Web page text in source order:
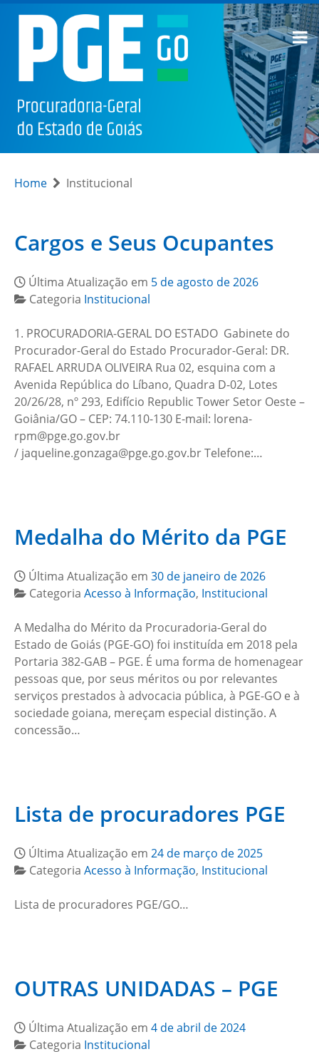
Home Institucional
Cargos e Seus Ocupantes
Última Atualização em 5 de agosto de 2026
Categoria Institucional
1. PROCURADORIA-GERAL DO ESTADO Gabinete do
Procurador-Geral do Estado Procurador-Geral: DR.
RAFAEL ARRUDA OLIVEIRA Rua 02, esquina com a
Avenida República do Líbano, Quadra D-02, Lotes
20/26/28, nº 293, Edifício Republic Tower Setor Oeste –
Goiânia/GO – CEP: 74.110-130 E-mail: lorena-
rpm@pge.go.gov.br
/ jaqueline.gonzaga@pge.go.gov.br Telefone:…
Medalha do Mérito da PGE
Última Atualização em 30 de janeiro de 2026
Categoria Acesso à Informação, Institucional
A Medalha do Mérito da Procuradoria-Geral do
Estado de Goiás (PGE-GO) foi instituída em 2018 pela
Portaria 382-GAB – PGE. É uma forma de homenagear
pessoas que, por seus méritos ou por relevantes
serviços prestados à advocacia pública, à PGE-GO e à
sociedade goiana, mereçam especial distinção. A
concessão…
Lista de procuradores PGE
Última Atualização em 24 de março de 2025
Categoria Acesso à Informação, Institucional
Lista de procuradores PGE/GO…
OUTRAS UNIDADAS – PGE
Última Atualização em 4 de abril de 2024
Categoria Institucional